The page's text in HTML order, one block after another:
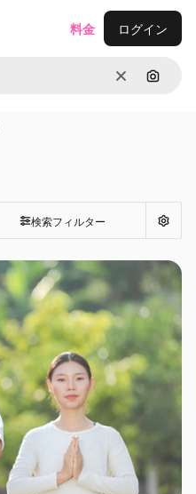
消去 画像で
料金 ログイン
検索フィルター